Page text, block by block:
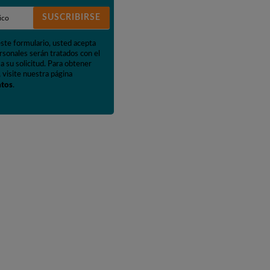
SUSCRIBIRSE
formulario, usted acepta
serán tratados con el
su solicitud. Para obtener
visite nuestra página
.